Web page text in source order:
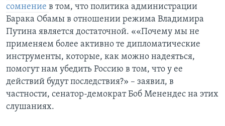
сомнение в том, что политика администрации
Барака Обамы в отношении режима Владимира
Путина является достаточной. ««Почему мы не
применяем более активно те дипломатические
инструменты, которые, как можно надеяться,
помогут нам убедить Россию в том, что у ее
действий будут последствия?» – заявил, в
частности, сенатор-демократ Боб Менендес на этих
слушаниях.